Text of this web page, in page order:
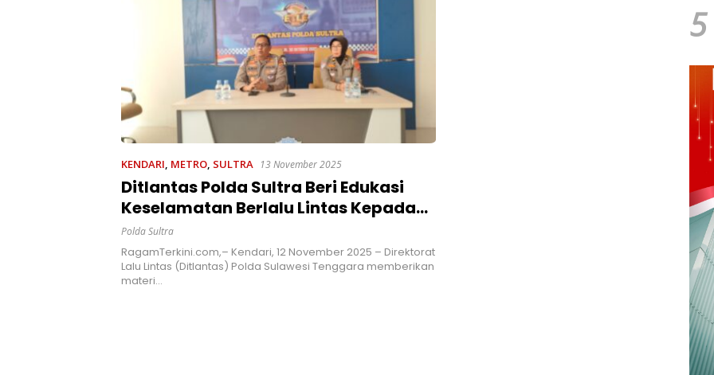
KENDARI METRO SULTRA 13 November 2025
Ditlantas Polda Sultra Beri Edukasi
Keselamatan Berlalu Lintas Kepada
Peserta Jambore Pramuka Daerah
ke-X
Polda Sultra
RagamTerkini.com,– Kendari, 12 November 2025 – Direktorat
Lalu Lintas (Ditlantas) Polda Sulawesi Tenggara memberikan
materi…
5